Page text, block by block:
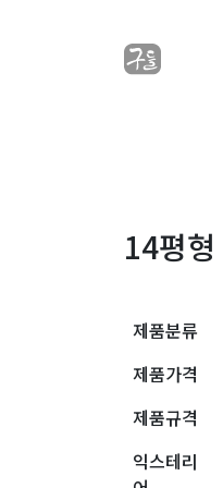
14평형
제품분류
제품가격
제품규격
익스테리